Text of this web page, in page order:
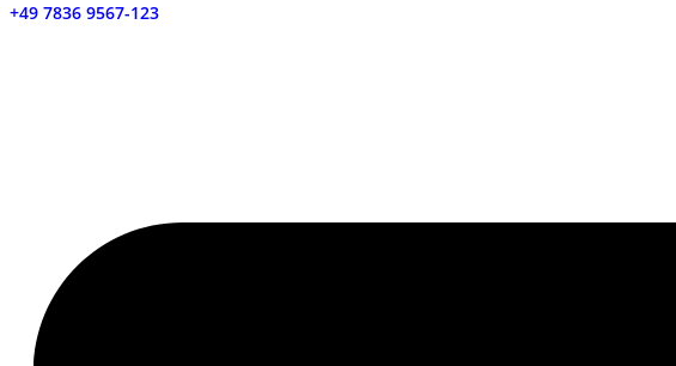
+49 7836 9567-123